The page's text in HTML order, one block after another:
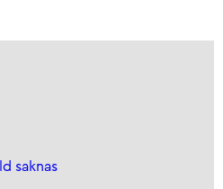
saknas